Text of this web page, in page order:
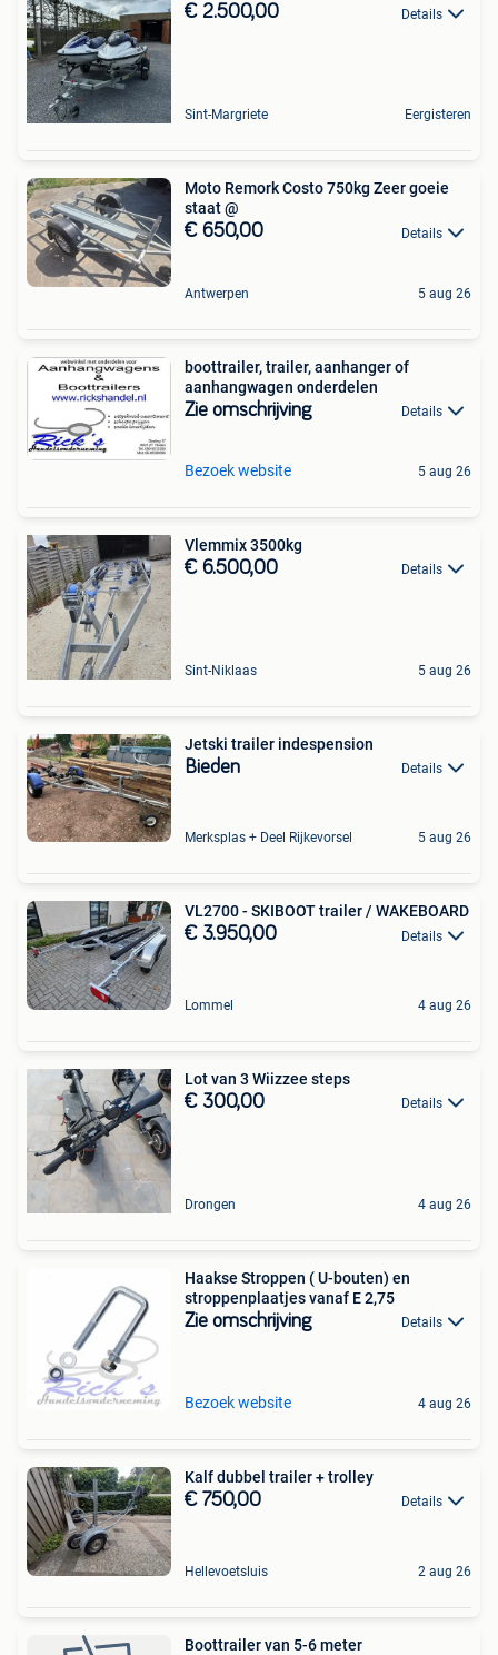
€ 2.500,00 Details
Sint-Margriete Eergisteren
Moto Remork Costo 750kg Zeer goeie
staat @
€ 650,00 Details
Antwerpen 5 aug 26
boottrailer, trailer, aanhanger of
aanhangwagen onderdelen
Zie omschrijving Details
Bezoek website 5 aug 26
Vlemmix 3500kg
€ 6.500,00 Details
Sint-Niklaas 5 aug 26
Jetski trailer indespension
Bieden Details
Merksplas + Deel Rijkevorsel 5 aug 26
VL2700 - SKIBOOT trailer / WAKEBOARD
€ 3.950,00 Details
Lommel 4 aug 26
Lot van 3 Wiizzee steps
€ 300,00 Details
Drongen 4 aug 26
Haakse Stroppen ( U-bouten) en
stroppenplaatjes vanaf E 2,75
Zie omschrijving Details
Bezoek website 4 aug 26
Kalf dubbel trailer + trolley
€ 750,00 Details
Hellevoetsluis 2 aug 26
Boottrailer van 5-6 meter